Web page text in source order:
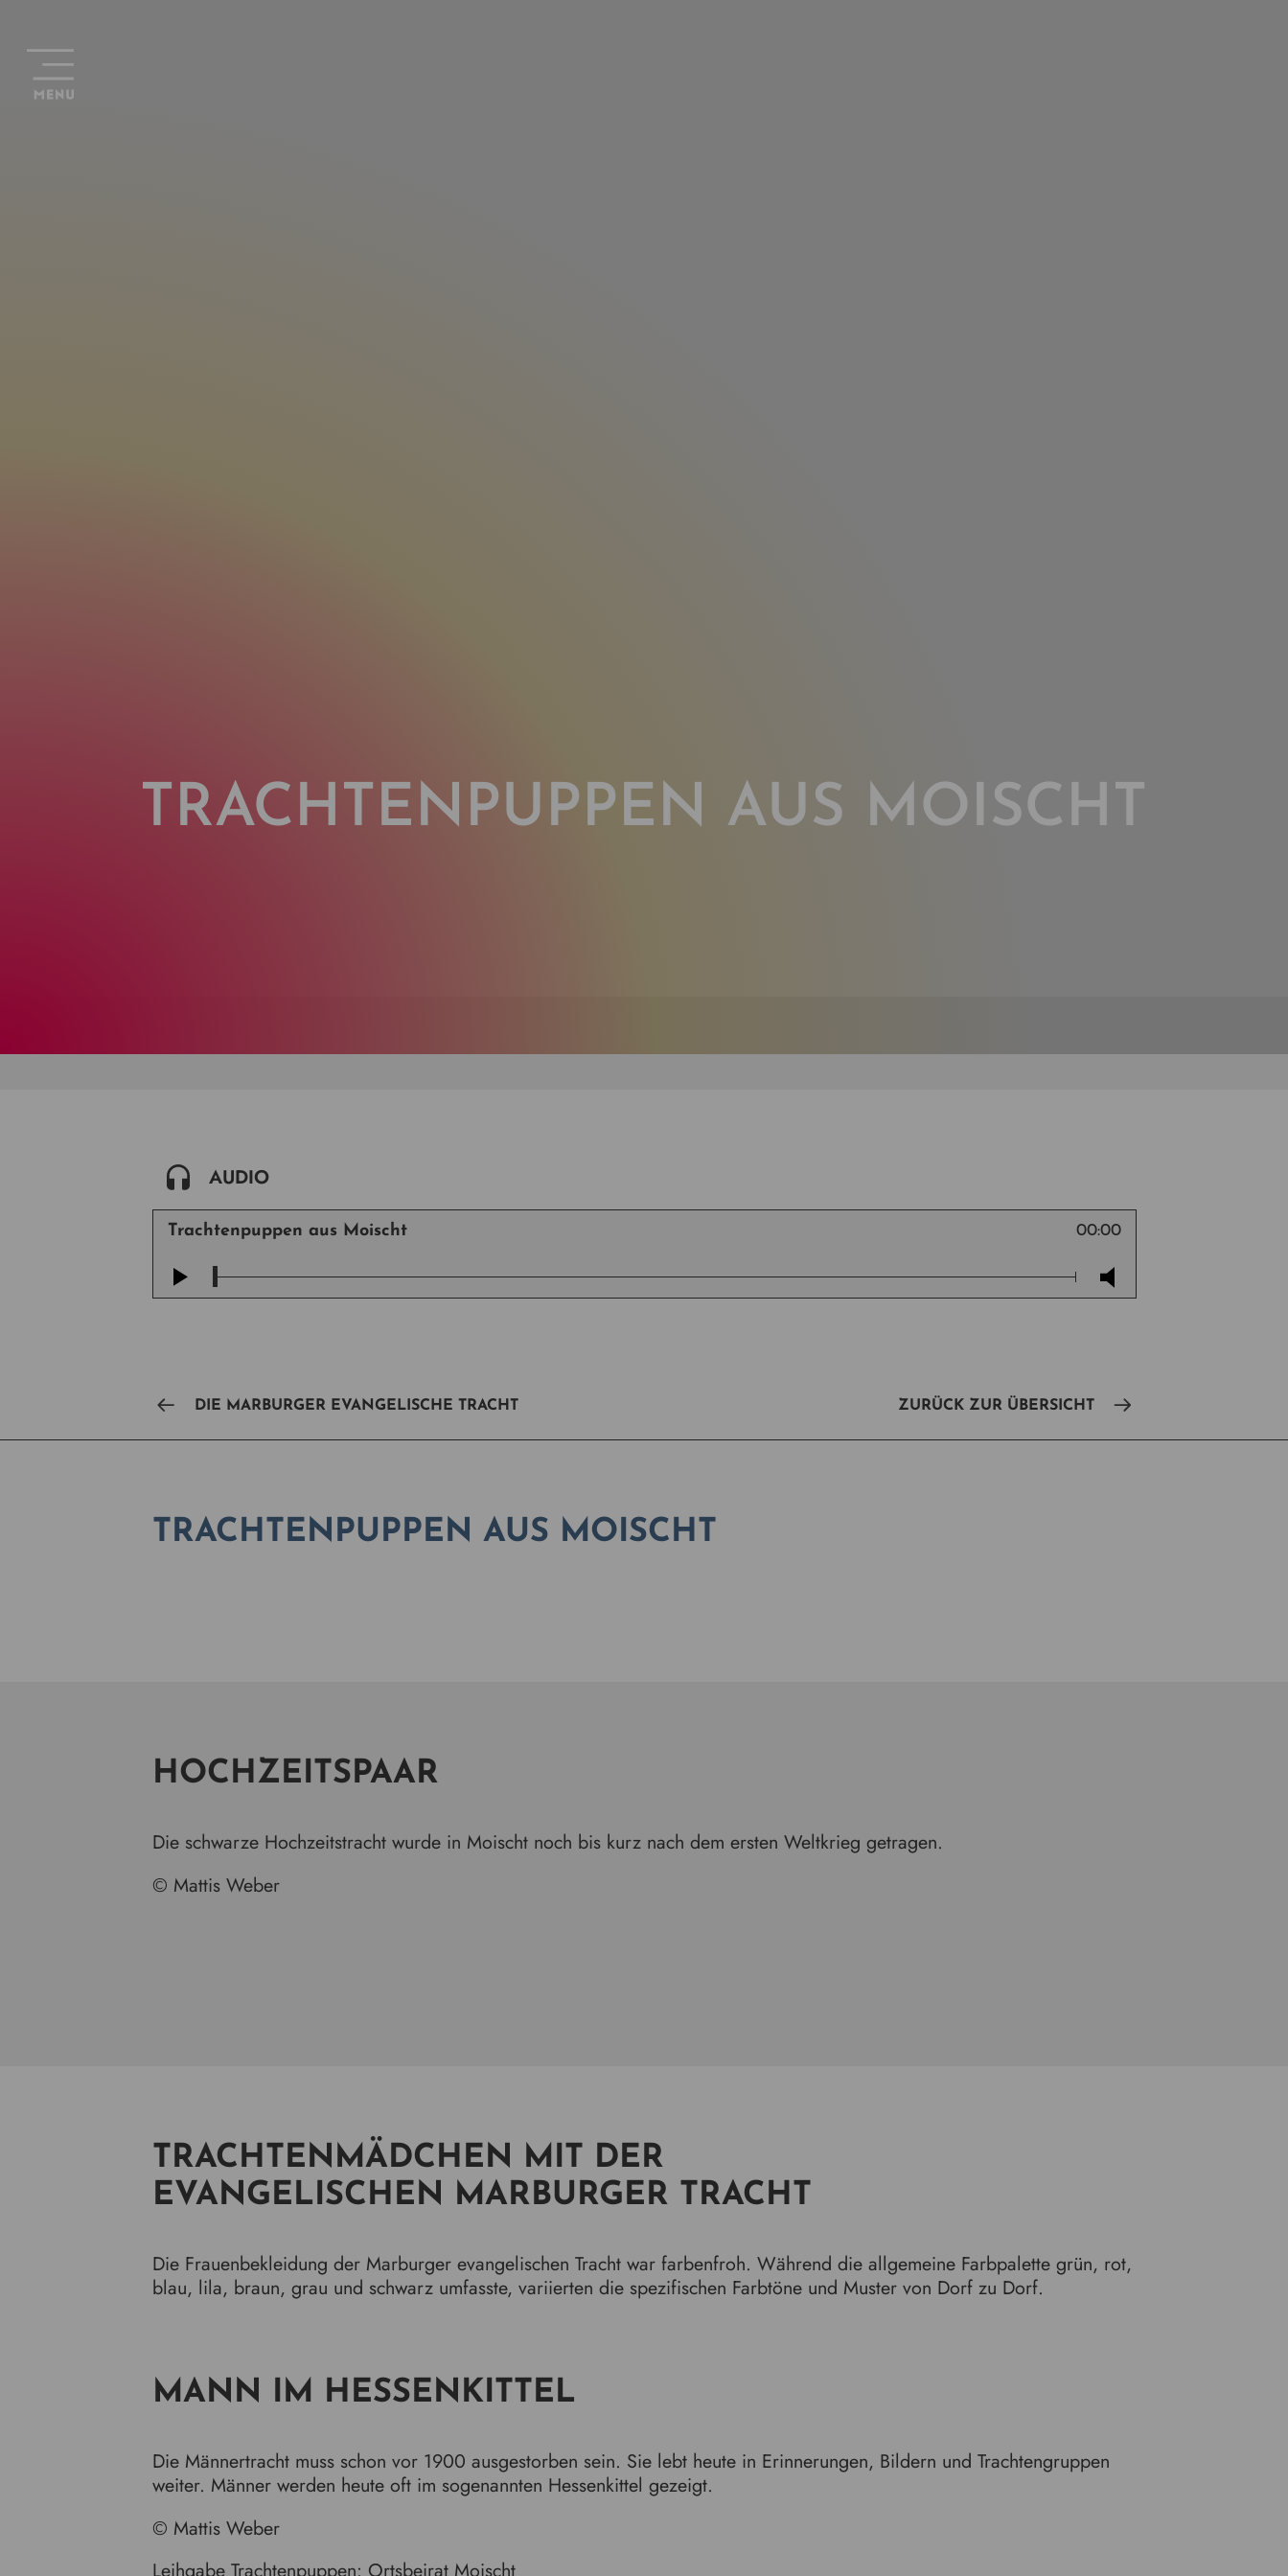
TRACHTENPUPPEN AUS MOISCHT
AUDIO
Trachtenpuppen aus Moischt 00:00
DIE MARBURGER EVANGELISCHE TRACHT ZURÜCK ZUR ÜBERSICHT
TRACHTENPUPPEN AUS MOISCHT
HOCHZEITSPAAR
Die schwarze Hochzeitstracht wurde in Moischt noch bis kurz nach dem ersten Weltkrieg getragen.
© Mattis Weber
TRACHTENMÄDCHEN MIT DER
EVANGELISCHEN MARBURGER TRACHT
Die Frauenbekleidung der Marburger evangelischen Tracht war farbenfroh. Während die allgemeine Farbpalette grün, rot,
blau, lila, braun, grau und schwarz umfasste, variierten die spezifischen Farbtöne und Muster von Dorf zu Dorf.
MANN IM HESSENKITTEL
Die Männertracht muss schon vor 1900 ausgestorben sein. Sie lebt heute in Erinnerungen, Bildern und Trachtengruppen
weiter. Männer werden heute oft im sogenannten Hessenkittel gezeigt.
© Mattis Weber